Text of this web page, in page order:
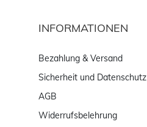
INFORMATIONEN
Bezahlung & Versand
Sicherheit und Datenschutz
AGB
Widerrufsbelehrung